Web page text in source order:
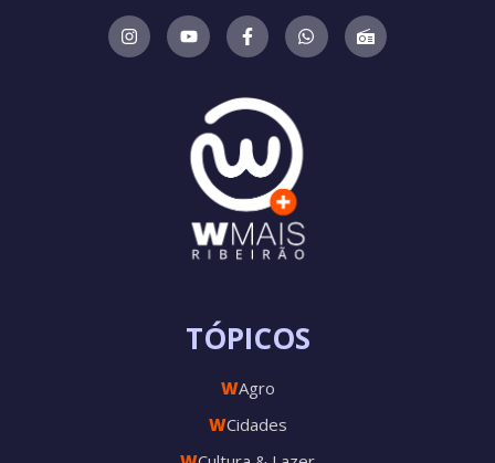
TÓPICOS
WAgro
WCidades